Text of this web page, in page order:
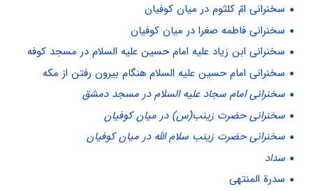
سخنرانى امّ كلثوم در ميان كوفيان
سخنرانى فاطمه صغرا در ميان كوفيان
سخنرانی ابن زیاد علیه امام حسین علیه السلام در مسجد کوفه
سخنرانی امام حسین علیه السلام هنگام بیرون رفتن از مکه
سخنرانی امام سجاد علیه السلام در مسجد دمشق
سخنرانی حضرت زینب(س) در میان کوفیان
سخنرانی حضرت زینب سلام الله در میان کوفیان
سداد
سدرة المنتهى